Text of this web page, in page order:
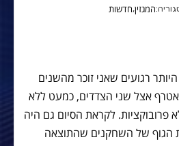
המגזין,חדשות
רגועים שאני זוכר מהשנים
אטרף אצל שני הצדדים, כמעט ללא
פרובוקציות. לקראת הסיום גם היה
הגוף של השחקנים שהתוצאה